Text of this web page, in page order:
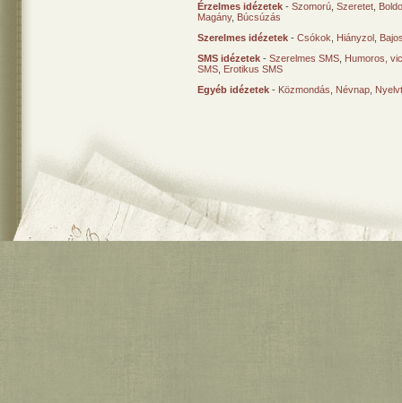
Érzelmes idézetek - Szomorú Szeretet
Magány, Búcsúzás
Szerelmes idézetek - Csókok Hiányzol
SMS idézetek - Szerelmes SMS Humoros,
SMS Erotikus SMS
Egyéb idézetek - Közmondás Névnap